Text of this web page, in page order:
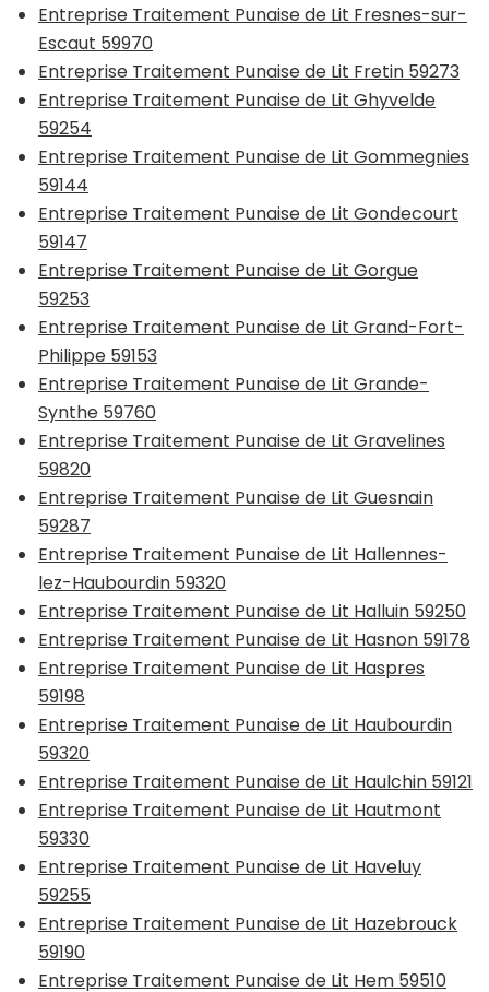
Entreprise Traitement Punaise de Lit Fresnes-sur-
Escaut 59970
Entreprise Traitement Punaise de Lit Fretin 59273
Entreprise Traitement Punaise de Lit Ghyvelde
59254
Entreprise Traitement Punaise de Lit Gommegnies
59144
Entreprise Traitement Punaise de Lit Gondecourt
59147
Entreprise Traitement Punaise de Lit Gorgue
59253
Entreprise Traitement Punaise de Lit Grand-Fort-
Philippe 59153
Entreprise Traitement Punaise de Lit Grande-
Synthe 59760
Entreprise Traitement Punaise de Lit Gravelines
59820
Entreprise Traitement Punaise de Lit Guesnain
59287
Entreprise Traitement Punaise de Lit Hallennes-
lez-Haubourdin 59320
Entreprise Traitement Punaise de Lit Halluin 59250
Entreprise Traitement Punaise de Lit Hasnon 59178
Entreprise Traitement Punaise de Lit Haspres
59198
Entreprise Traitement Punaise de Lit Haubourdin
59320
Entreprise Traitement Punaise de Lit Haulchin 59121
Entreprise Traitement Punaise de Lit Hautmont
59330
Entreprise Traitement Punaise de Lit Haveluy
59255
Entreprise Traitement Punaise de Lit Hazebrouck
59190
Entreprise Traitement Punaise de Lit Hem 59510